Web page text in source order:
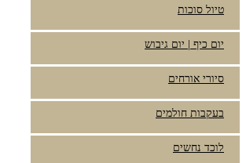
טיול סוכות
יום כיף | יום גיבוש
סיורי אורחים
בעקבות חולמים
לוכד נחשים